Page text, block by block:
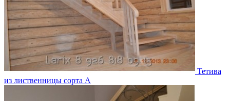
Тетива
из лиственницы сорта А